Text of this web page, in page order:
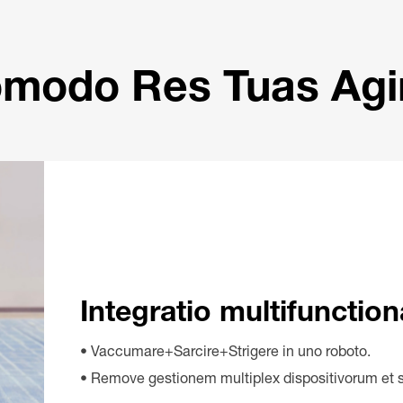
Res Tuas
Integratio
• Vaccumare+Sarcire+Strigere in uno roboto.
• Remove gestionem multiplex dispositivorum et